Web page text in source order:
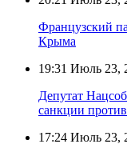
Французский
Крыма
19:31 Июль 23,
Депутат
санкции
17:24 Июль 23,